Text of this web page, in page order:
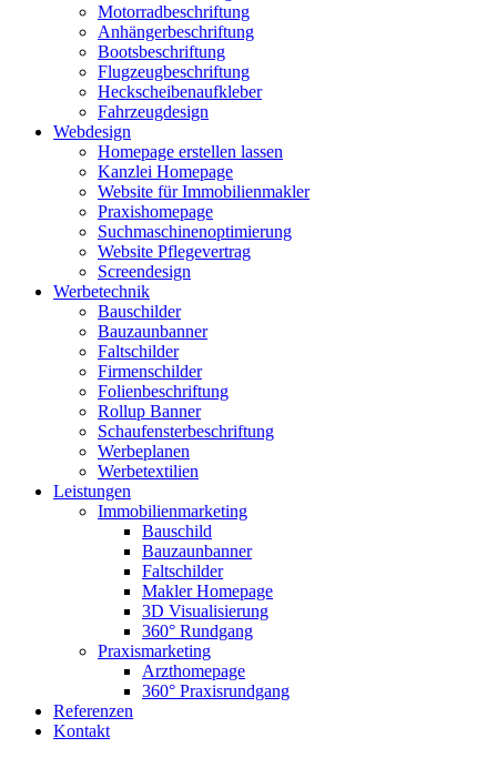
Motorradbeschriftung
Anhängerbeschriftung
Bootsbeschriftung
Flugzeugbeschriftung
Heckscheibenaufkleber
Fahrzeugdesign
Webdesign
Homepage erstellen lassen
Kanzlei Homepage
Website für Immobilienmakler
Praxishomepage
Suchmaschinenoptimierung
Website Pflegevertrag
Screendesign
Werbetechnik
Bauschilder
Bauzaunbanner
Faltschilder
Firmenschilder
Folienbeschriftung
Rollup Banner
Schaufensterbeschriftung
Werbeplanen
Werbetextilien
Leistungen
Immobilienmarketing
Bauschild
Bauzaunbanner
Faltschilder
Makler Homepage
3D Visualisierung
360° Rundgang
Praxismarketing
Arzthomepage
360° Praxisrundgang
Referenzen
Kontakt